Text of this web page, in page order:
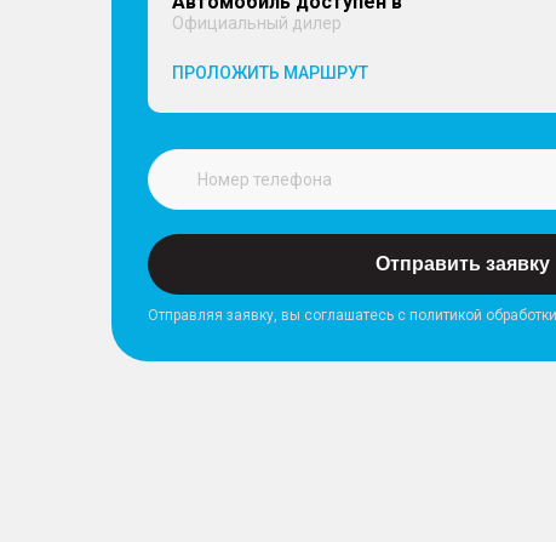
Официальный дилер
ПРОЛОЖИТЬ МАРШРУТ
Отправить заявку
Отправляя заявку, вы соглашатесь с политикой обработки